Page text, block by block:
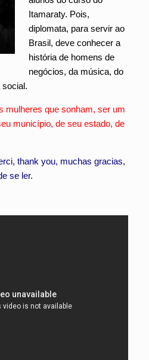
Itamaraty. Pois,
diplomata, para servir ao
Brasil, deve conhecer a
história de homens de
negócios, da música, do
social.
mulheres que sonham, ser um
município, de seu estado, de
thank you, muchas gracias,
se ler.